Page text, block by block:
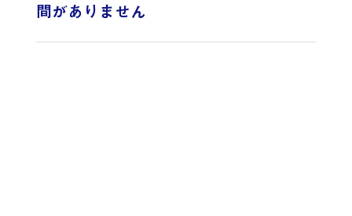
入金になり収入減の心配がありません。※借上保証
間がありません
オーナー様専用ログインページ「ＵＣＬ」や電子契